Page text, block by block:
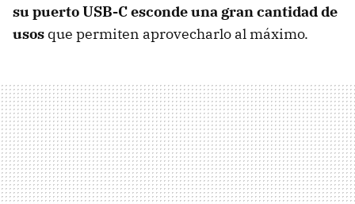
su puerto USB-C esconde una gran cantidad de
usos que permiten aprovecharlo al máximo.